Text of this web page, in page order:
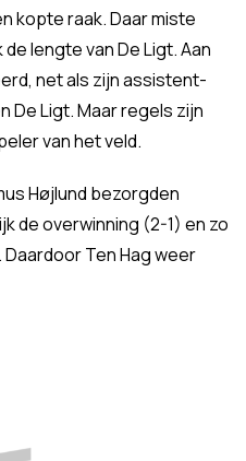
kopte raak. Daar miste
lengte van De Ligt. Aan
net als zijn assistent-
De Ligt. Maar regels zijn
van het veld.
Højlund bezorgden
de overwinning (2-1) en zo
Ten Hag weer